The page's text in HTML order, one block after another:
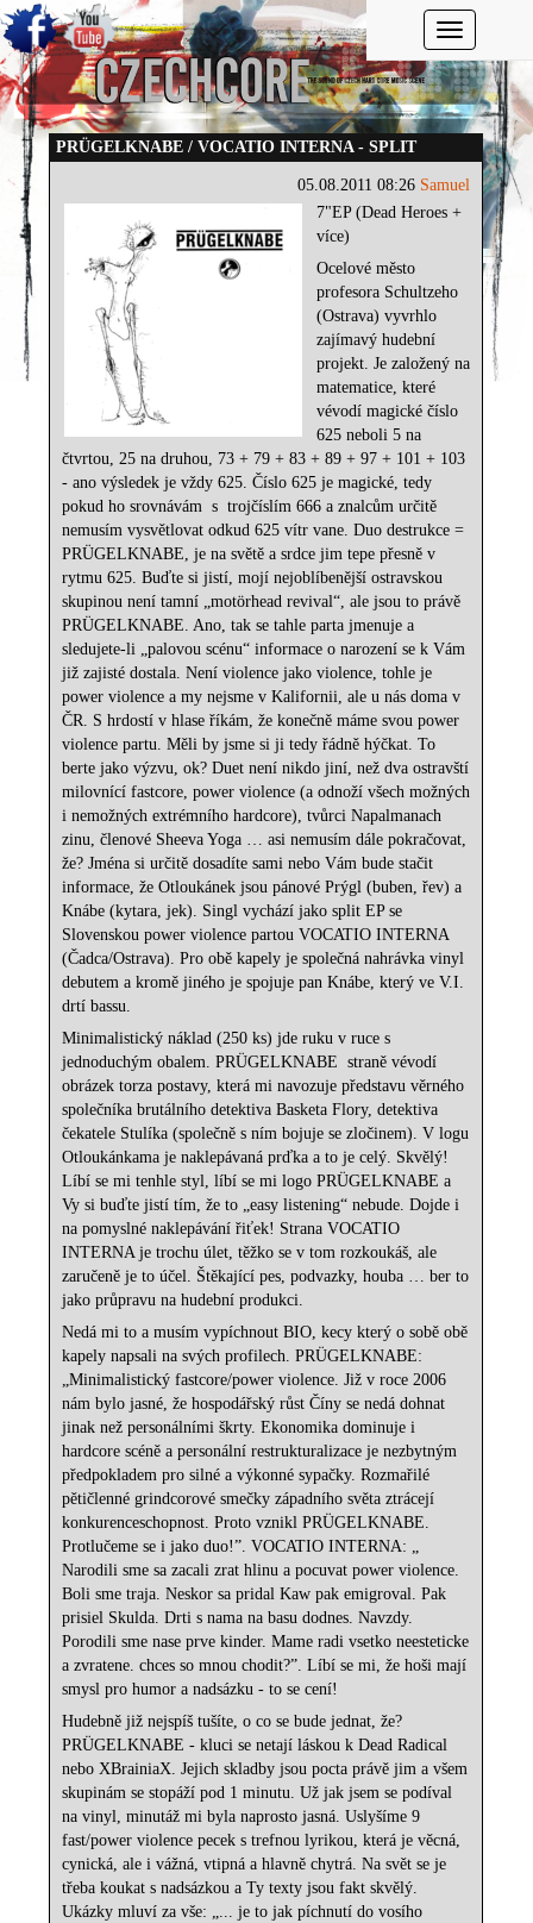
Toggle
PRÜGELKNABE / VOCATIO INTERNA - SPLIT
05.08.2011 08:26 Samuel
7"EP (Dead Heroes +
více)
Ocelové město
profesora Schultzeho
(Ostrava) vyvrhlo
zajímavý hudební
projekt. Je založený na
matematice, které
vévodí magické číslo
625 neboli 5 na
čtvrtou, 25 na druhou, 73 + 79 + 83 + 89 + 97 + 101 + 103
- ano výsledek je vždy 625. Číslo 625 je magické, tedy
pokud ho srovnávám s trojčíslím 666 a znalcům určitě
nemusím vysvětlovat odkud 625 vítr vane. Duo destrukce =
PRÜGELKNABE, je na světě a srdce jim tepe přesně v
rytmu 625. Buďte si jistí, mojí nejoblíbenější ostravskou
skupinou není tamní „motörhead revival“, ale jsou to právě
PRÜGELKNABE. Ano, tak se tahle parta jmenuje a
sledujete-li „palovou scénu“ informace o narození se k Vám
již zajisté dostala. Není violence jako violence, tohle je
power violence a my nejsme v Kalifornii, ale u nás doma v
ČR. S hrdostí v hlase říkám, že konečně máme svou power
violence partu. Měli by jsme si ji tedy řádně hýčkat. To
berte jako výzvu, ok? Duet není nikdo jiní, než dva ostravští
milovnící fastcore, power violence (a odnoží všech možných
i nemožných extrémního hardcore), tvůrci Napalmanach
zinu, členové Sheeva Yoga … asi nemusím dále pokračovat,
že? Jména si určitě dosadíte sami nebo Vám bude stačit
informace, že Otloukánek jsou pánové Prýgl (buben, řev) a
Knábe (kytara, jek). Singl vychází jako split EP se
Slovenskou power violence partou VOCATIO INTERNA
(Čadca/Ostrava). Pro obě kapely je společná nahrávka vinyl
debutem a kromě jiného je spojuje pan Knábe, který ve V.I.
drtí bassu.
Minimalistický náklad (250 ks) jde ruku v ruce s
jednoduchým obalem. PRÜGELKNABE
straně vévodí
obrázek torza postavy, která mi navozuje představu věrného
společníka brutálního detektiva Basketa Flory, detektiva
čekatele Stulíka (společně s ním bojuje se zločinem). V logu
Otloukánkama je naklepávaná prďka a to je celý. Skvělý!
Líbí se mi tenhle styl, líbí se mi logo PRÜGELKNABE a
Vy si buďte jistí tím, že to „easy listening“ nebude. Dojde i
na pomyslné naklepávání řiťek! Strana VOCATIO
INTERNA je trochu úlet, těžko se v tom rozkoukáš, ale
zaručeně je to účel. Štěkající pes, podvazky, houba … ber to
jako průpravu na hudební produkci.
Nedá mi to a musím vypíchnout BIO, kecy který o sobě obě
kapely napsali na svých profilech. PRÜGELKNABE:
„Minimalistický fastcore/power violence. Již v roce 2006
nám bylo jasné, že hospodářský růst Číny se nedá dohnat
jinak než personálními škrty. Ekonomika dominuje i
hardcore scéně a personální restrukturalizace je nezbytným
předpokladem pro silné a výkonné sypačky. Rozmařilé
pětičlenné grindcorové smečky západního světa ztrácejí
konkurenceschopnost. Proto vznikl PRÜGELKNABE.
Protlučeme se i jako duo!”. VOCATIO INTERNA: „
Narodili sme sa zacali zrat hlinu a pocuvat power violence.
Boli sme traja. Neskor sa pridal Kaw pak emigroval. Pak
prisiel Skulda.Drti s nama na basu dodnes.Navzdy.
Porodili sme nase prve kinder.Mame radi vsetko neesteticke
a zvratene. chces so mnou chodit?”. Líbí se mi, že hoši mají
smysl pro humor a nadsázku - to se cení!
Hudebně již nejspíš tušíte, o co se bude jednat, že?
PRÜGELKNABE - kluci se netají láskou k Dead Radical
nebo XBrainiaX. Jejich skladby jsou pocta právě jim a všem
skupinám se stopáží pod 1 minutu. Už jak jsem se podíval
na vinyl, minutáž mi byla naprosto jasná. Uslyšíme 9
fast/power violence pecek s trefnou lyrikou, která je věcná,
cynická, ale i vážná, vtipná a hlavně chytrá. Na svět se je
třeba koukat s nadsázkou a Ty texty jsou fakt skvělý.
Ukázky mluví za vše: „... je to jak píchnutí do vosího